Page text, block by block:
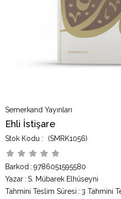
Semerkand Yayınları
Ehli İstişare
(SMRK1056)
Barkod : 9786051595580
Yazar : S. Mübarek Elhüseyni
Tahmini Teslim Süresi : 3 Tahmini